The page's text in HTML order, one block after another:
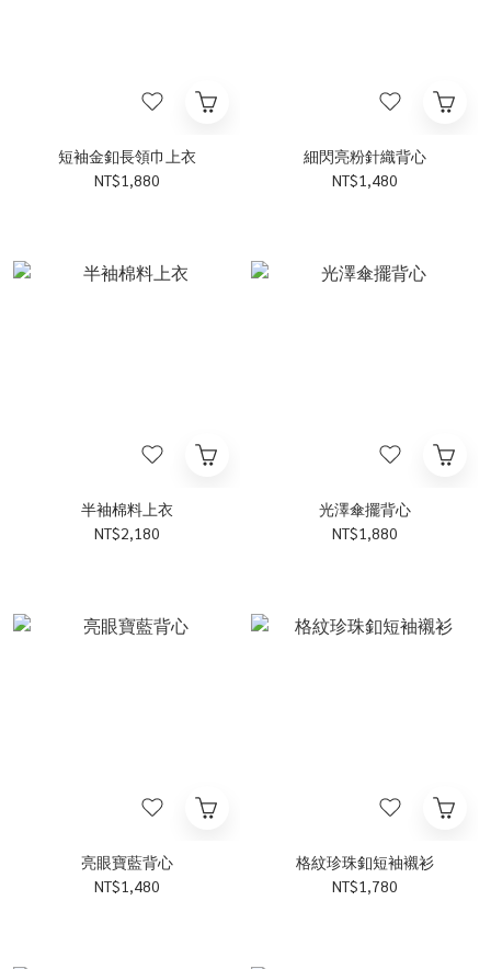
短袖金釦長領巾上衣
NT$1,880
細閃亮粉針織背心
NT$1,480
半袖棉料上衣
NT$2,180
光澤傘擺背心
NT$1,880
亮眼寶藍背心
NT$1,480
格紋珍珠釦短袖襯衫
NT$1,780